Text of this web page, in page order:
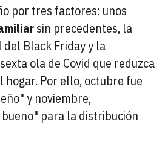
por tres factores: unos
sin precedentes, la
Black Friday y la
ola de Covid que reduzca
hogar. Por ello, octubre fue
y noviembre,
para la distribución